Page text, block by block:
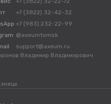
+7 (3822) 32-42-32
+7 (983) 232-22-99
@axeumtomsk
support@axeum.ru
Владимир Владимирович